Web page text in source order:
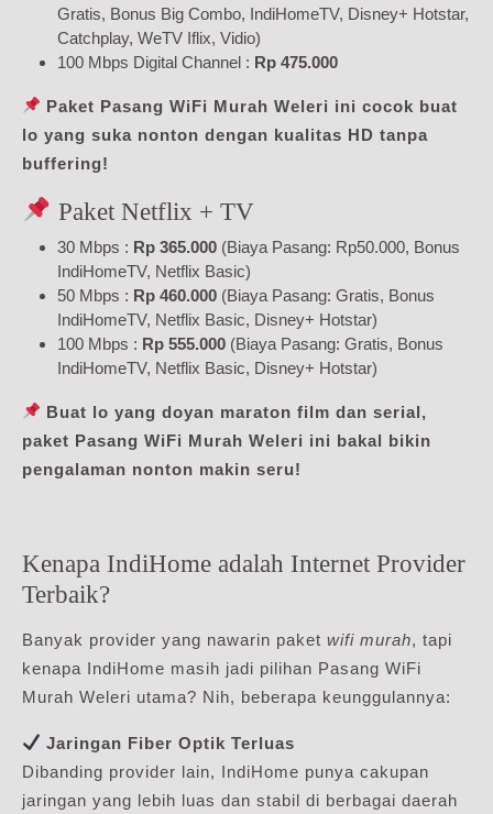
Gratis, Bonus Big Combo, IndiHomeTV, Disney+ Hotstar,
Catchplay, WeTV Iflix, Vidio)
100 Mbps Digital Channel : Rp 475.000
Paket Pasang WiFi Murah Weleri ini cocok buat
lo yang suka nonton dengan kualitas HD tanpa
buffering!
Paket Netflix + TV
30 Mbps : Rp 365.000 (Biaya Pasang: Rp50.000, Bonus
IndiHomeTV, Netflix Basic)
50 Mbps : Rp 460.000 (Biaya Pasang: Gratis, Bonus
IndiHomeTV, Netflix Basic, Disney+ Hotstar)
100 Mbps : Rp 555.000 (Biaya Pasang: Gratis, Bonus
IndiHomeTV, Netflix Basic, Disney+ Hotstar)
Buat lo yang doyan maraton film dan serial,
paket Pasang WiFi Murah Weleri ini bakal bikin
pengalaman nonton makin seru!
Kenapa IndiHome adalah Internet Provider
Terbaik?
Banyak provider yang nawarin paket wifi murah, tapi
kenapa IndiHome masih jadi pilihan Pasang WiFi
Murah Weleri utama? Nih, beberapa keunggulannya:
Jaringan Fiber Optik Terluas
Dibanding provider lain, IndiHome punya cakupan
jaringan yang lebih luas dan stabil di berbagai daerah